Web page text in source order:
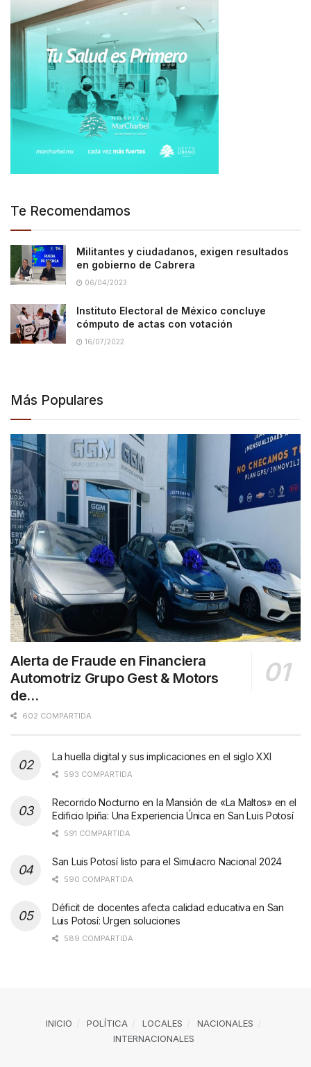
Te Recomendamos
Militantes y ciudadanos, exigen resultados
en gobierno de Cabrera
06/04/2023
Instituto Electoral de México concluye
cómputo de actas con votación
16/07/2022
Más Populares
Alerta de Fraude en Financiera
Automotriz Grupo Gest & Motors
de…
602 COMPARTIDA
La huella digital y sus implicaciones en el siglo XXI
593 COMPARTIDA
Recorrido Nocturno en la Mansión de «La Maltos» en el
Edificio Ipiña: Una Experiencia Única en San Luis Potosí
591 COMPARTIDA
San Luis Potosí listo para el Simulacro Nacional 2024
590 COMPARTIDA
Déficit de docentes afecta calidad educativa en San
Luis Potosí: Urgen soluciones
589 COMPARTIDA
INICIO POLÍTICA LOCALES
NACIONALES
INTERNACIONALES